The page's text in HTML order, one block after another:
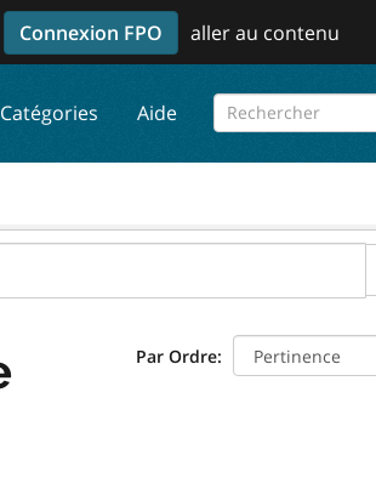
Connexion FPO aller au contenu
Catégories Aide
Par Ordre